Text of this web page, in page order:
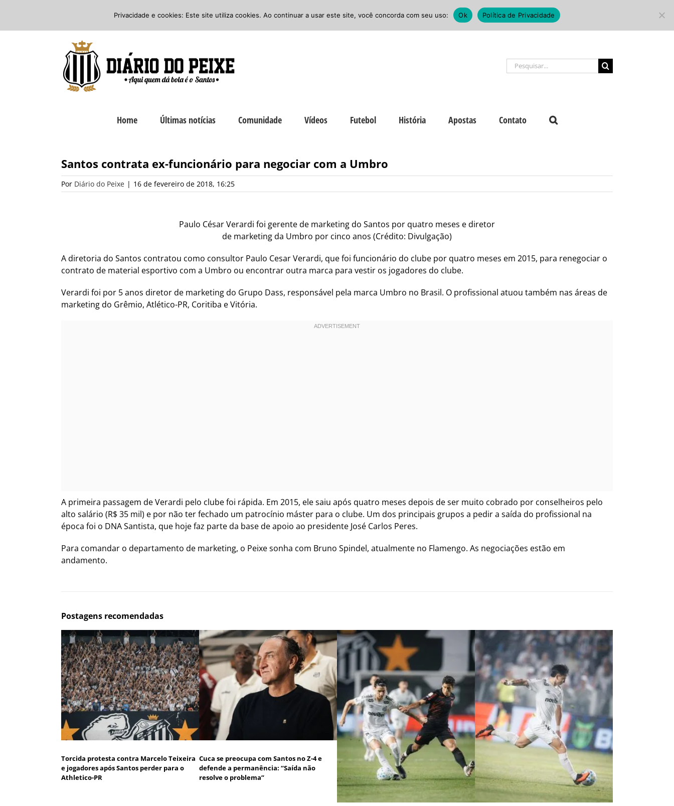
o
Facebook
Instagram
Buscar
resultados
Home Últimas notícias Comunidade Vídeos Futebol História Apostas Contato
Santos contrata ex-funcionário para negociar com a Umbro
Por Diário do Peixe | 16 de fevereiro de 2018, 16:25
Paulo César Verardi foi gerente de marketing do Santos por quatro meses e diretor
de marketing da Umbro por cinco anos (Crédito: Divulgação)
A diretoria do Santos contratou como consultor Paulo Cesar Verardi, que foi funcionário do clube por quatro meses em 2015, para renegociar o
contrato de material esportivo com a Umbro ou encontrar outra marca para vestir os jogadores do clube.
Verardi foi por 5 anos diretor de marketing do Grupo Dass, responsável pela marca Umbro no Brasil. O profissional atuou também nas áreas de
marketing do Grêmio, Atlético-PR, Coritiba e Vitória.
A primeira passagem de Verardi pelo clube foi rápida. Em 2015, ele saiu após quatro meses depois de ser muito cobrado por conselheiros pelo
alto salário (R$ 35 mil) e por não ter fechado um patrocínio máster para o clube. Um dos principais grupos a pedir a saída do profissional na
época foi o DNA Santista, que hoje faz parte da base de apoio ao presidente José Carlos Peres.
Para comandar o departamento de marketing, o Peixe sonha com Bruno Spindel, atualmente no Flamengo. As negociações estão em
andamento.
Postagens recomendadas
Torcida protesta contra Marcelo Teixeira
e jogadores após Santos perder para o
Athletico-PR
Cuca se preocupa com Santos no Z-4 e
defende a permanência: “Saída não
resolve o problema”
Privacidade e cookies: Este site utiliza cookies. Ao continuar a usar este site, você concorda com seu uso: Ok Política de Privacidade